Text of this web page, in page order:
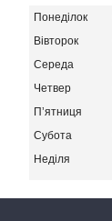
Понеділок
Вівторок
Середа
Четвер
Пʼятниця
Субота
Неділя